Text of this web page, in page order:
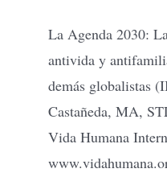
La Agenda 2030:
antivida y
demás
Castañeda, MA,
Vida Humana